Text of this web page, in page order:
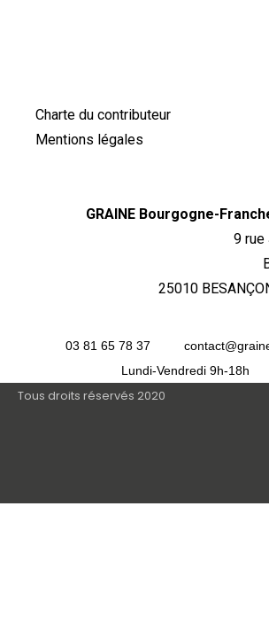
Charte du contributeur
Mentions légales
GRAINE Bourgogne-
9 rue
25010
03 81 65 78 37
Lundi-Vendredi 9h-18h
Tous droits réservés 2020